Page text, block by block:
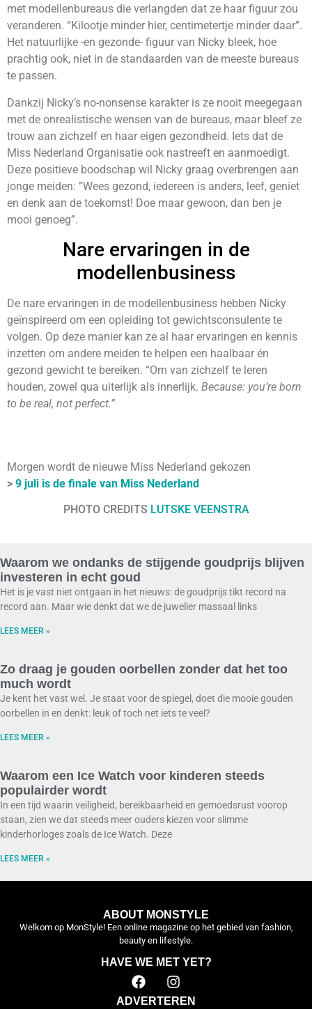
met modellenbureaus die verlangden dat ze haar figuur zou
veranderen. “Kilootje minder hier, centimetertje minder daar”.
Het natuurlijke -en gezonde- figuur van Nicky bleek, hoe
prachtig ook, niet in de standaarden van de meeste bureaus
te passen.
Dankzij Nicky’s no-nonsense karakter is ze nooit meegegaan
met de onrealistische wensen van de bureaus, maar bleef ze
trouw aan zichzelf en haar eigen gezondheid. Iets dat de
Miss Nederland Organisatie ook nastreeft en aanmoedigt.
Deze positieve boodschap wil Nicky graag overbrengen aan
jonge meiden: ”Wees gezond, iedereen is anders, leef, geniet
en denk aan de toekomst! Doe maar gewoon, dan ben je
mooi genoeg”.
Nare ervaringen in de
modellenbusiness
De nare ervaringen in de modellenbusiness hebben Nicky
geïnspireerd om een opleiding tot gewichtsconsulente te
volgen. Op deze manier kan ze al haar ervaringen en kennis
inzetten om andere meiden te helpen een haalbaar én
gezond gewicht te bereiken. “Om van zichzelf te leren
houden, zowel qua uiterlijk als innerlijk. Because: you’re born
to be real, not perfect.”
Morgen wordt de nieuwe Miss Nederland gekozen
> 9 juli is de finale van Miss Nederland
PHOTO CREDITS LUTSKE VEENSTRA
Waarom we ondanks de stijgende goudprijs blijven
investeren in echt goud
Het is je vast niet ontgaan in het nieuws: de goudprijs tikt record na
record aan. Maar wie denkt dat we de juwelier massaal links
LEES MEER »
Zo draag je gouden oorbellen zonder dat het too
much wordt
Je kent het vast wel. Je staat voor de spiegel, doet die mooie gouden
oorbellen in en denkt: leuk of toch net iets te veel?
LEES MEER »
Waarom een Ice Watch voor kinderen steeds
populairder wordt
In een tijd waarin veiligheid, bereikbaarheid en gemoedsrust voorop
staan, zien we dat steeds meer ouders kiezen voor slimme
kinderhorloges zoals de Ice Watch. Deze
LEES MEER »
ABOUT MONSTYLE
Welkom op MonStyle! Een online magazine op het gebied van fashion,
beauty en lifestyle.
HAVE WE MET YET?
ADVERTEREN